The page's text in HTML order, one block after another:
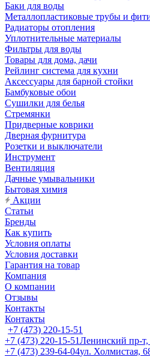
Баки для воды
Металлопластиковые трубы и
Радиаторы отопления
Уплотнительные материалы
Фильтры для воды
Товары для дома, дачи
Рейлинг система для кухни
Аксессуары для барной стойки
Бамбуковые обои
Сушилки для белья
Стремянки
Придверные коврики
Дверная фурнитура
Розетки и выключатели
Инструмент
Вентиляция
Дачные умывальники
Бытовая химия
Акции
Статьи
Бренды
Как купить
Условия оплаты
Условия доставки
Гарантия на товар
Компания
О компании
Отзывы
Контакты
Контакты
+7 (473) 220-15-51
+7 (473) 220-15-51Ленинский пр-т,
+7 (473) 239-64-04ул. Холмистая,